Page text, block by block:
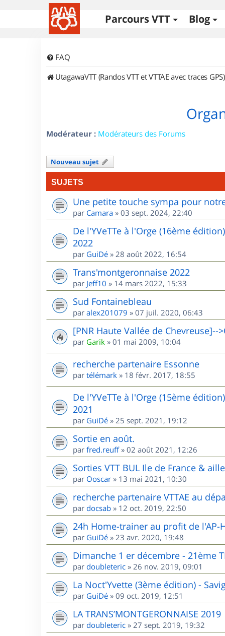
Parcours VTT Blog
FAQ
UtagawaVTT (Randos VTT et VTTAE avec traces GPS)
Modérateur : Modérateurs des Forums
Nouveau sujet
SUJETS
Une petite touche sympa pour
par Camara » 03 sept. 2024, 22:40
De l'YVeTTe à l'Orge (16ème
2022
par GuiDé » 28 août 2022, 16:54
Trans'montgeronnaise 2022
par Jeff10 » 14 mars 2022, 15:33
Sud Fontainebleau
par alex201079 » 07 juil. 2020, 06:43
[PNR Haute Vallée de
par Garik » 01 mai 2009, 10:04
recherche partenaire Essonne
par télémark » 18 févr. 2017, 18:55
De l'YVeTTe à l'Orge (15ème
2021
par GuiDé » 25 sept. 2021, 19:12
Sortie en août.
par fred.reuff» 02 août 2021, 12:26
Sorties VTT BUL Ile de France &
par Ooscar » 13 mai 2021, 10:30
recherche partenaire VTTAE au
par docsab » 12 oct. 2019, 22:50
24h Home-trainer au profit de l'AP-
par GuiDé » 23 avr. 2020, 19:48
Dimanche 1 er décembre - 21ème
par doubleteric » 26 nov. 2019, 09:01
La Noct'Yvette (3ème édition) -
par GuiDé » 09 oct. 2019, 12:51
LA TRANS’MONTGERONNAISE 2019
par doubleteric » 27 sept. 2019, 19:32